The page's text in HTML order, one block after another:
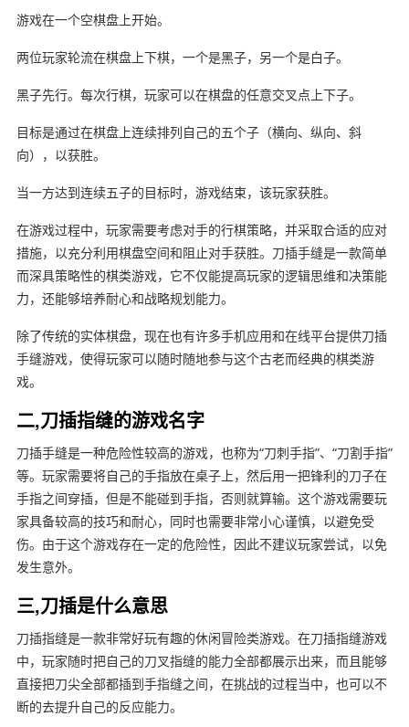
游戏在一个空棋盘上开始。
两位玩家轮流在棋盘上下棋，一个是黑子，另一个是白子。
黑子先行。每次行棋，玩家可以在棋盘的任意交叉点上下子。
目标是通过在棋盘上连续排列自己的五个子（横向、纵向、斜
向），以获胜。
当一方达到连续五子的目标时，游戏结束，该玩家获胜。
在游戏过程中，玩家需要考虑对手的行棋策略，并采取合适的应对
措施，以充分利用棋盘空间和阻止对手获胜。刀插手缝是一款简单
而深具策略性的棋类游戏，它不仅能提高玩家的逻辑思维和决策能
力，还能够培养耐心和战略规划能力。
除了传统的实体棋盘，现在也有许多手机应用和在线平台提供刀插
手缝游戏，使得玩家可以随时随地参与这个古老而经典的棋类游
戏。
二,刀插指缝的游戏名字
刀插手缝是一种危险性较高的游戏，也称为“刀刺手指”、“刀割手指”
等。玩家需要将自己的手指放在桌子上，然后用一把锋利的刀子在
手指之间穿插，但是不能碰到手指，否则就算输。这个游戏需要玩
家具备较高的技巧和耐心，同时也需要非常小心谨慎，以避免受
伤。由于这个游戏存在一定的危险性，因此不建议玩家尝试，以免
发生意外。
三,刀插是什么意思
刀插指缝是一款非常好玩有趣的休闲冒险类游戏。在刀插指缝游戏
中，玩家随时把自己的刀叉指缝的能力全部都展示出来，而且能够
直接把刀尖全部都插到手指缝之间，在挑战的过程当中，也可以不
断的去提升自己的反应能力。